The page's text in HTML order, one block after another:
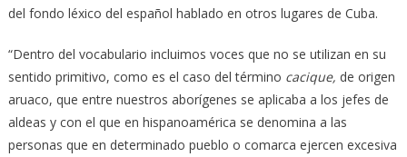
del fondo léxico del español hablado en otros lugares de Cuba.
“Dentro del vocabulario incluimos voces que no se utilizan en su
sentido primitivo, como es el caso del término cacique, de origen
aruaco, que entre nuestros aborígenes se aplicaba a los jefes de
aldeas y con el que en hispanoamérica se denomina a las
personas que en determinado pueblo o comarca ejercen excesiva